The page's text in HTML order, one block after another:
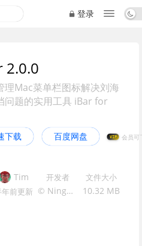
登录
2.0.0
理Mac菜单栏图标解决刘海
问题的实用工具 iBar for
下载 百度网盘 VIP
Tim
年前更新
开发者
© Ningbo Shangguan
文件大小
10.32 MB